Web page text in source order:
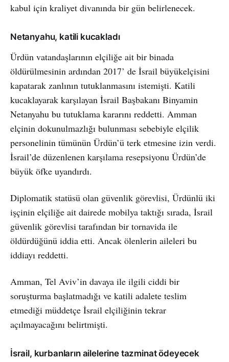
kabul için kraliyet divanında bir gün belirlenecek.
Netanyahu, katili kucakladı
Ürdün vatandaşlarının elçiliğe ait bir binada
öldürülmesinin ardından 2017’ de İsrail büyükelçisini
kapatarak zanlının tutuklanmasını istemişti. Katili
kucaklayarak karşılayan İsrail Başbakanı Binyamin
Netanyahu bu tutuklama kararını reddetti. Amman
elçinin dokunulmazlığı bulunması sebebiyle elçilik
personelinin tümünün Ürdün’ü terk etmesine izin verdi.
İsrail’de düzenlenen karşılama resepsiyonu Ürdün’de
büyük öfke uyandırdı.
Diplomatik statüsü olan güvenlik görevlisi, Ürdünlü iki
işçinin elçiliğe ait dairede mobilya taktığı sırada, İsrail
güvenlik görevlisi tarafından bir tornavida ile
öldürdüğünü iddia etti. Ancak ölenlerin aileleri bu
iddiayı reddetti.
Amman, Tel Aviv’in davaya ile ilgili ciddi bir
soruşturma başlatmadığı ve katili adalete teslim
etmediği müddetçe İsrail elçiliğinin tekrar
açılmayacağını belirtmişti.
İsrail, kurbanların ailelerine tazminat ödeyecek